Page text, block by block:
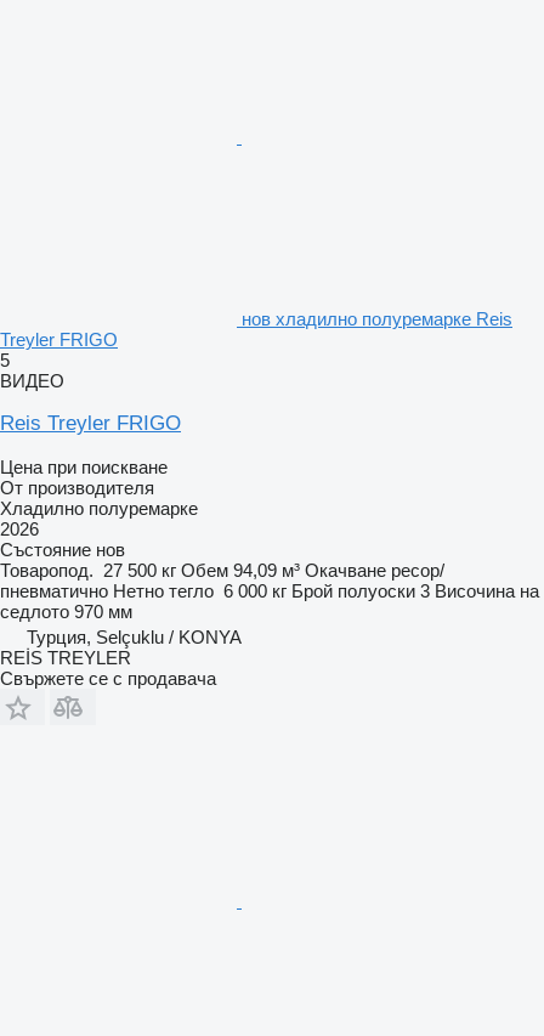
нов хладилно полуремарке Reis
Treyler FRIGO
5
ВИДЕО
Reis Treyler FRIGO
Цена при поискване
От производителя
Хладилно полуремарке
2026
Състояние нов
Товаропод. 27 500 кг Обем 94,09 м³ Окачване ресор/
пневматично Нетно тегло 6 000 кг Брой полуоски 3 Височина на
седлото 970 мм
Турция, Selçuklu / KONYA
REİS TREYLER
Свържете се с продавача